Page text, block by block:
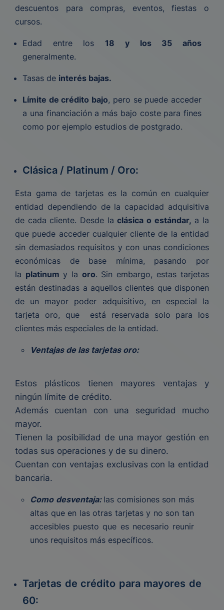
descuentos para compras, eventos, fiestas o
cursos.
Edad entre los 18 y los 35 años
generalmente.
Tasas de interés bajas.
Límite de crédito bajo, pero se puede acceder
a una financiación a más bajo coste para fines
como por ejemplo estudios de postgrado.
Clásica / Platinum / Oro:
Esta gama de tarjetas es la común en cualquier
entidad dependiendo de la capacidad adquisitiva
de cada cliente. Desde laclásica o estándar, a la
que puede acceder cualquier cliente de la entidad
sin demasiados requisitos y con unas condiciones
económicas de base mínima, pasando por
la platinum y la oro. Sin embargo, estas tarjetas
están destinadas a aquellos clientes que disponen
de un mayor poder adquisitivo, en especial la
tarjeta oro, que está reservada solo para los
clientes más especiales de la entidad.
Ventajas de las tarjetas oro:
Estos plásticos tienen mayores ventajas y
ningún límite de crédito.
Además cuentan con una seguridad mucho
mayor.
Tienen la posibilidad de una mayor gestión en
todas sus operaciones y de su dinero.
Cuentan con ventajas exclusivas con la entidad
bancaria.
Como desventaja: las comisiones son más
altas que en las otras tarjetas y no son tan
accesibles puesto que es necesario reunir
unos requisitos más específicos.
Tarjetas de crédito para mayores de
60: